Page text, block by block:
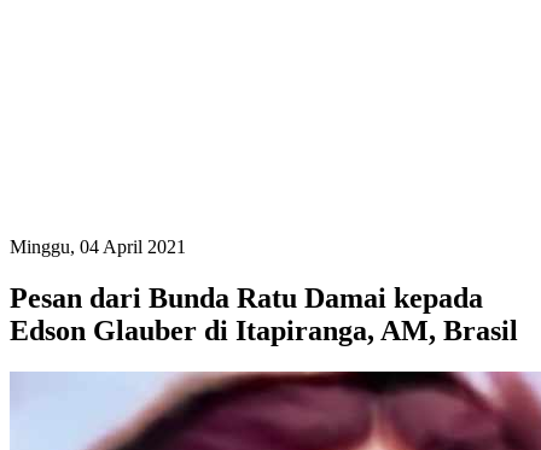
Minggu, 04 April 2021
Pesan dari Bunda Ratu Damai kepada
Edson Glauber di Itapiranga, AM, Brasil